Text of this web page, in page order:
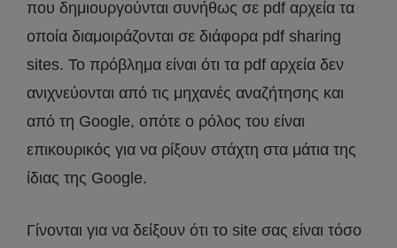
που δημιουργούνται συνήθως σε pdf αρχεία τα
οποία διαμοιράζονται σε διάφορα pdf sharing
sites. Το πρόβλημα είναι ότι τα pdf αρχεία δεν
ανιχνεύονται από τις μηχανές αναζήτησης και
από τη Google, οπότε ο ρόλος του είναι
επικουρικός για να ρίξουν στάχτη στα μάτια της
ίδιας της Google.
Γίνονται για να δείξουν ότι το site σας είναι τόσο